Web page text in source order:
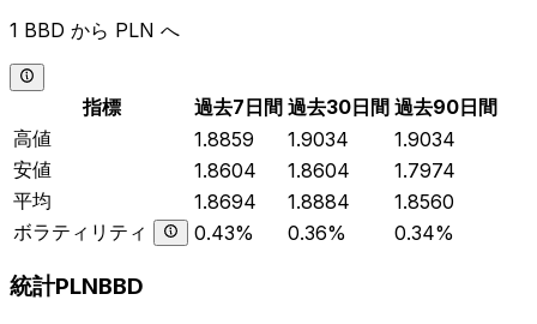
1 BBD から PLN へ
指標 過去7日間 過去30日間 過去90日間
高値
1.8859 1.9034
1.9034
安値
1.8604 1.8604
1.7974
平均
1.8694 1.8884
1.8560
ボラティリティ
0.43% 0.36% 0.34%
統計PLNBBD